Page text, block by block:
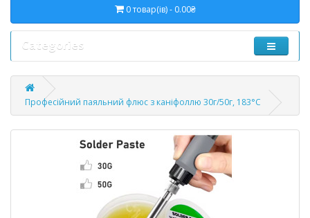
0 товар(ів) - 0.00₴
Categories
Професійний паяльний флюс з каніфоллю 30г/50г, 183°С